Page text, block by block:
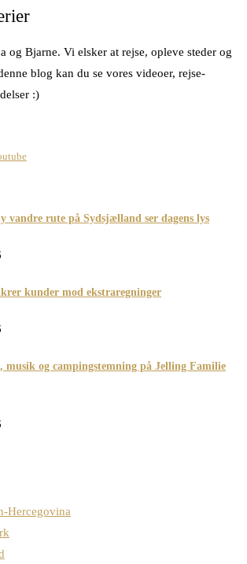
og Bjarne. Vi elsker at rejse, opleve steder og
blog kan du se vores videoer, rejse-
:)
vandre rute på Sydsjælland ser dagens lys
kunder mod ekstraregninger
musik og campingstemning på Jelling Familie
Hercegovina